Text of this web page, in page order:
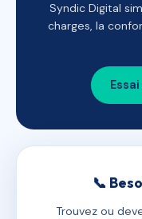
Syndic Digital
charges, la
📞
Trouvez ou